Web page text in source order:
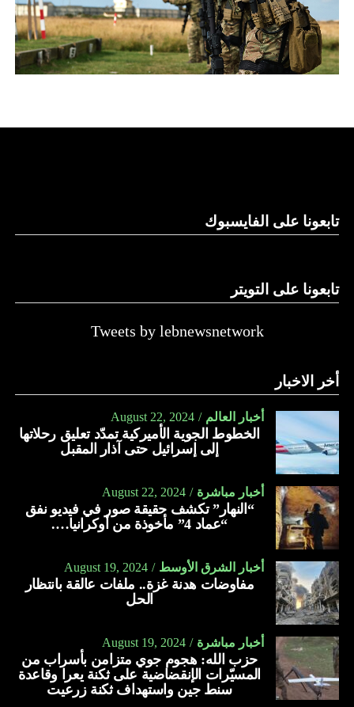
تابعونا على الفايسبوك
تابعونا على التويتر
Tweets by lebnewsnetwork
أخر الاخبار
أخبار العالم August 22, 2024
الخطوط الجوية الأميركية تمدّد تعليق رحلاتها
إلى إسرائيل حتى آذار المقبل
أخبار مباشرة August 22, 2024
“النهار” تكشف حقيقة صور في فيديو نفق
“عماد 4” مأخوذة من أوكرانيا….
أخبار الشرق الأوسط August 19, 2024
مفاوضات هدنة غزة.. ملفات عالقة بانتظار
الحل
أخبار مباشرة August 19, 2024
حزب الله: هجوم جوي متزامن بأسراب من
المسيّرات الإنقضاضية على ثكنة يعرا وقاعدة
سنط جين واستهداف ثكنة زرعيت